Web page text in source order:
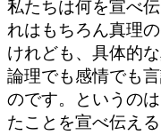
私たちは何を宣べ
れはもちろん真理
けれども、具体的
論理でも感情でも
のです。というの
たことを宣べ伝え